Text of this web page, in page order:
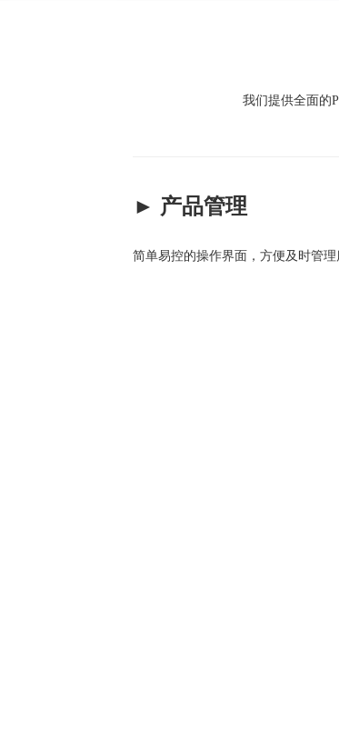
我们提供全面的
► 产品管理
简单易控的操作界面，方便及时管